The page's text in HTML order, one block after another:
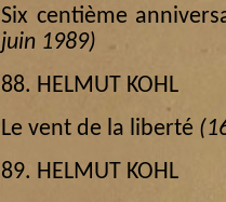
Six centième
juin 1989)
88. HELMUT KOHL
Le vent de la liberté
89. HELMUT KOHL